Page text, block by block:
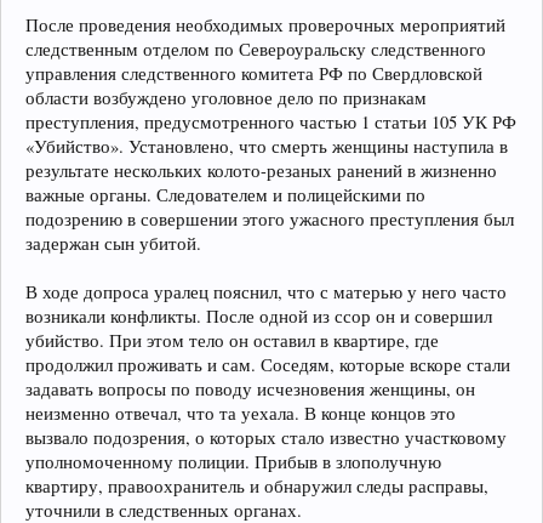
После проведения необходимых проверочных мероприятий
следственным отделом по Североуральску следственного
управления следственного комитета РФ по Свердловской
области возбуждено уголовное дело по признакам
преступления, предусмотренного частью 1 статьи 105 УК РФ
«Убийство». Установлено, что смерть женщины наступила в
результате нескольких колото-резаных ранений в жизненно
важные органы. Следователем и полицейскими по
подозрению в совершении этого ужасного преступления был
задержан сын убитой.
В ходе допроса уралец пояснил, что с матерью у него часто
возникали конфликты. После одной из ссор он и совершил
убийство. При этом тело он оставил в квартире, где
продолжил проживать и сам. Соседям, которые вскоре стали
задавать вопросы по поводу исчезновения женщины, он
неизменно отвечал, что та уехала. В конце концов это
вызвало подозрения, о которых стало известно участковому
уполномоченному полиции. Прибыв в злополучную
квартиру, правоохранитель и обнаружил следы расправы,
уточнили в следственных органах.